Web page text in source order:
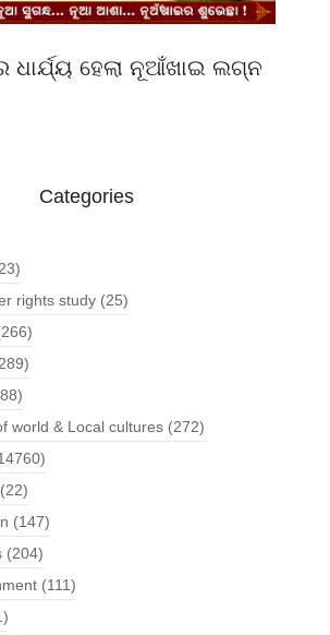
ଧାର୍ଯ୍ୟ ହେଲା ନୂଆଁଖାଇ ଲଗ୍ନ
Categories
rights study (25)
world & Local cultures (272)
(22)
(147)
(204)
(111)